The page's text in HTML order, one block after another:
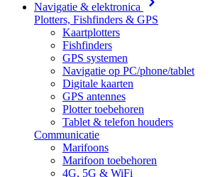
Navigatie & elektronica
Plotters, Fishfinders & GPS
Kaartplotters
Fishfinders
GPS systemen
Navigatie op PC/phone/tablet
Digitale kaarten
GPS antennes
Plotter toebehoren
Tablet & telefon houders
Communicatie
Marifoons
Marifoon toebehoren
4G, 5G & WiFi